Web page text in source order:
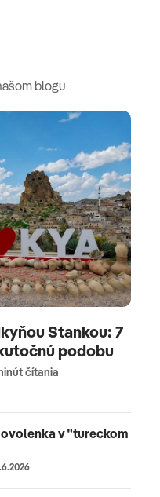
blogu
Stankou: 7
podobu
čítania
v "tureckom